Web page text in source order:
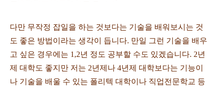
다만 무작정 잡일을 하는 것보다는 기술을 배워보시는 것
도 좋은 방법이라는 생각이 듭니다. 만일 그런 기술을 배우
고 싶은 경우에는 1,2년 정도 공부할 수도 있겠습니다. 2년
제 대학도 좋지만 저는 2년제나 4년제 대학보다는 기능이
나 기술을 배울 수 있는 폴리텍 대학이나 직업전문학교 등